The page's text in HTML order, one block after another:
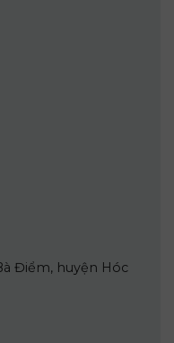
Điểm, huyện Hóc